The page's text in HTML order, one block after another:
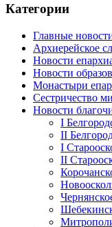
Категории
Главные
Архиерейское
Новости
Новости
Монастыри
Сестричество
Новости
I
II
I
II